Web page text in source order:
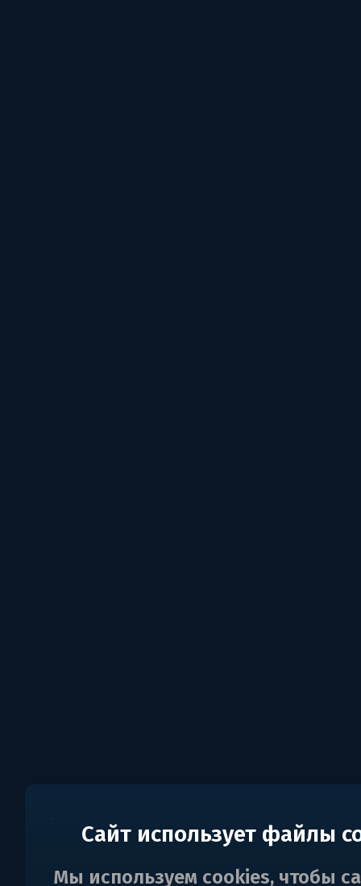
Сайт использует файлы
Мы используем cookies, чтобы